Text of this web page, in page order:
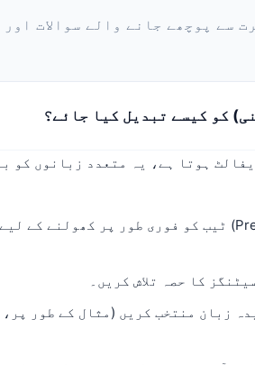
سے پوچھے جانے والے سوالات
کو کیسے تبدیل کیا جائے؟
ہوتا ہے، یہ متعدد زبانوں کو
کا حصہ تلاش کریں۔
زبان منتخب کریں (مثال کے طور پر،